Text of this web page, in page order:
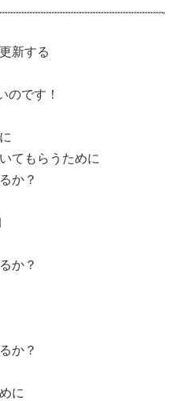
新する
のです！
てもらうために
か？
か？
か？
に